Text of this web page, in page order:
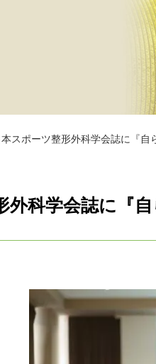
本スポーツ整形外科学会誌に『
外科学会誌に『